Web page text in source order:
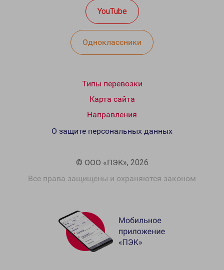
YouTube
Одноклассники
Типы перевозки
Карта сайта
Направления
© ООО «ПЭК», 2026
Все права защищены и охраняются законом
О защите персональных данных